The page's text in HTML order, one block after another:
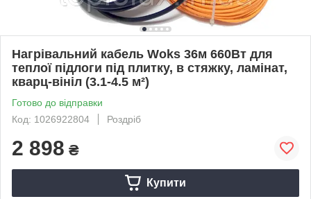
Нагрівальний кабель Woks 36м 660Вт для
теплої підлоги під плитку, в стяжку, ламінат,
кварц-вініл (3.1-4.5 м²)
Готово до відправки
Код: 1026922804
Роздріб
2 898 ₴
Купити